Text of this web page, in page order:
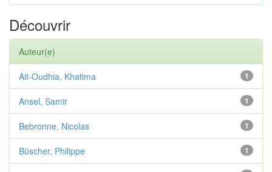
Découvrir
Auteur(e)
1
Ait-Oudhia, Khatima
1
Ansel, Samir
1
Bebronne, Nicolas
1
Büscher, Philippe